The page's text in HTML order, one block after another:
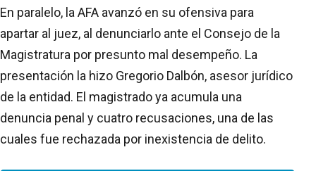
En paralelo, la AFA avanzó en su ofensiva para
apartar al juez, al denunciarlo ante el Consejo de la
Magistratura por presunto mal desempeño. La
presentación la hizo Gregorio Dalbón, asesor jurídico
de la entidad. El magistrado ya acumula una
denuncia penal y cuatro recusaciones, una de las
cuales fue rechazada por inexistencia de delito.